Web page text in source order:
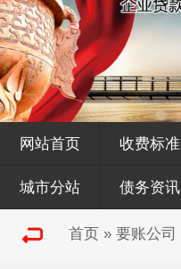
网站首页 收费标准
城市分站 债务资讯
首页» 要账公司